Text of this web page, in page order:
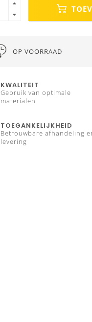
OP VOORRAAD
KWALITEIT
Gebruik van optimale
materialen
TOEGANKELIJKHEID
Betrouwbare afhandeling
levering